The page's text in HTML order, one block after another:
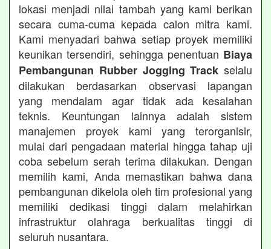
lokasi menjadi nilai tambah yang kami berikan
secara cuma-cuma kepada calon mitra kami.
Kami menyadari bahwa setiap proyek memiliki
keunikan tersendiri, sehingga penentuan Biaya
Pembangunan Rubber Jogging Track selalu
dilakukan berdasarkan observasi lapangan
yang mendalam agar tidak ada kesalahan
teknis. Keuntungan lainnya adalah sistem
manajemen proyek kami yang terorganisir,
mulai dari pengadaan material hingga tahap uji
coba sebelum serah terima dilakukan. Dengan
memilih kami, Anda memastikan bahwa dana
pembangunan dikelola oleh tim profesional yang
memiliki dedikasi tinggi dalam melahirkan
infrastruktur olahraga berkualitas tinggi di
seluruh nusantara.